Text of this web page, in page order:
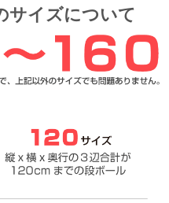
サイズについて